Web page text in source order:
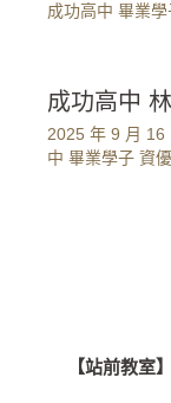
成功高中 畢業
成功高中
2025 年 9 月 16
中 畢業學子 資
【站前教室】